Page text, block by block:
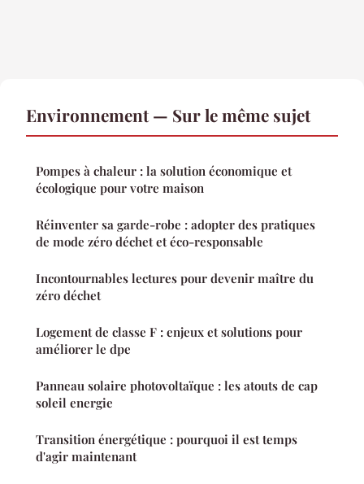
Environnement — Sur le même sujet
Pompes à chaleur : la solution économique et
écologique pour votre maison
Réinventer sa garde-robe : adopter des pratiques
de mode zéro déchet et éco-responsable
Incontournables lectures pour devenir maître du
zéro déchet
Logement de classe F : enjeux et solutions pour
améliorer le dpe
Panneau solaire photovoltaïque : les atouts de cap
soleil energie
Transition énergétique : pourquoi il est temps
d'agir maintenant